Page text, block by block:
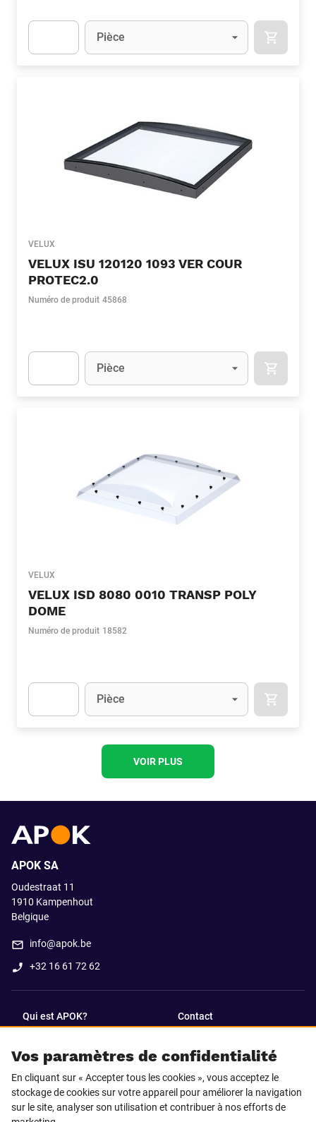
Unité
Pièce
VELUX
VELUX ISU 120120 1093 VER COUR
PROTEC2.0
Numéro de produit 45868
Unité
Pièce
VELUX
VELUX ISD 8080 0010 TRANSP POLY
DOME
Numéro de produit 18582
Unité
Pièce
VOIR PLUS
Vos paramètres de confidentialité
En cliquant sur « Accepter tous les cookies », vous acceptez le
stockage de cookies sur votre appareil pour améliorer la navigation
sur le site, analyser son utilisation et contribuer à nos efforts de
APOK SA
Oudestraat 11
1910 Kampenhout
Belgique
info@apok.be
+32 16 61 72 62
Qui est APOK? Contact
SUIVEZ-NOUS SUR
Facebook LinkedIn